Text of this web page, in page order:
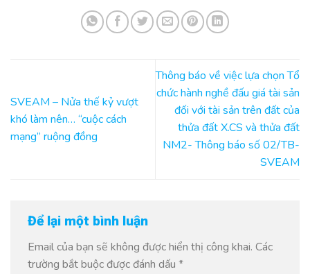
SVEAM – Nửa thế kỷ vượt
khó làm nên… “cuộc cách
mạng” ruộng đồng
Thông báo về việc lựa chọn Tổ
chức hành nghề đấu giá tài sản
đối với tài sản trên đất của
thửa đất X.CS và thửa đất
NM2- Thông báo số 02/TB-
SVEAM
Để lại một bình luận
Email của bạn sẽ không được hiển thị công khai. Các
trường bắt buộc được đánh dấu *